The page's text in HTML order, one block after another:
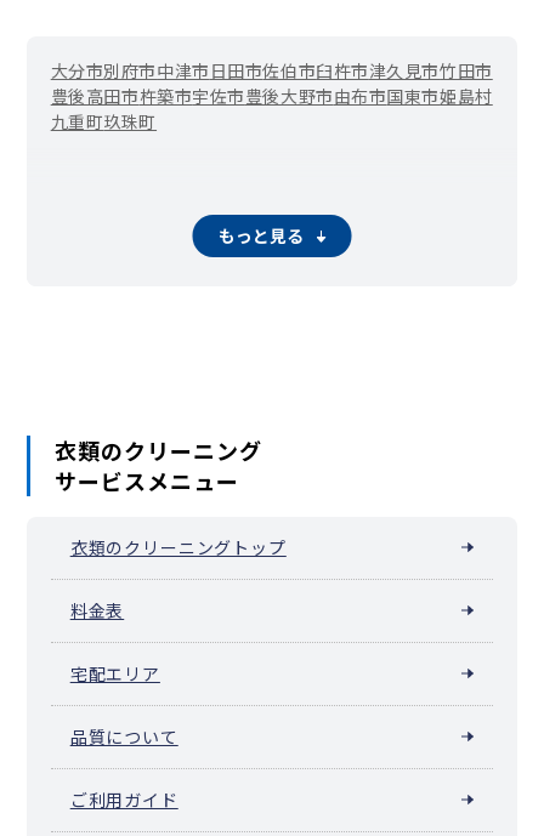
大分市別府市中津市 日田市佐伯市臼杵市津久見市竹田市
豊後高田市杵築市宇佐市豊後大野市由布市国東市姫島村
九重町玖珠町
もっと見る
衣類のクリーニング
サービスメニュー
衣類のクリーニングトップ
料金表
宅配エリア
品質について
ご利用ガイド